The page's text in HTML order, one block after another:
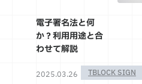
電子署名法と何
か？利用用途と合
わせて解説
2025.03.26 TBLOCK SIGN